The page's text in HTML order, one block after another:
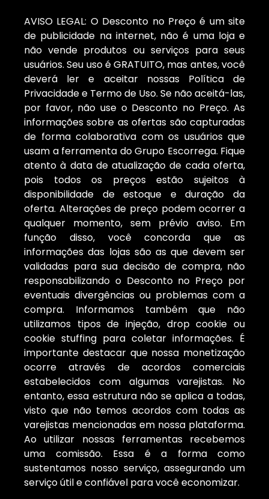
AVISO LEGAL: O Desconto no Preço é um site
de publicidade na internet, não é uma loja e
não vende produtos ou serviços para seus
usuários. Seu uso é GRATUITO, mas antes, você
deverá ler e aceitar nossas Política de
Privacidade e Termo de Uso. Se não aceitá-las,
por favor, não use o Desconto no Preço. As
informações sobre as ofertas são capturadas
de forma colaborativa com os usuários que
usam a ferramenta do Grupo Escorrega. Fique
atento à data de atualização de cada oferta,
pois todos os preços estão sujeitos à
disponibilidade de estoque e duração da
oferta. Alterações de preço podem ocorrer a
qualquer momento, sem prévio aviso. Em
função disso, você concorda que as
informações das lojas são as que devem ser
validadas para sua decisão de compra, não
responsabilizando o Desconto no Preço por
eventuais divergências ou problemas com a
compra. Informamos também que não
utilizamos tipos de injeção, drop cookie ou
cookie stuffing para coletar informações. É
importante destacar que nossa monetização
ocorre através de acordos comerciais
estabelecidos com algumas varejistas. No
entanto, essa estrutura não se aplica a todas,
visto que não temos acordos com todas as
varejistas mencionadas em nossa plataforma.
Ao utilizar nossas ferramentas recebemos
uma comissão. Essa é a forma como
sustentamos nosso serviço, assegurando um
serviço útil e confiável para você economizar.